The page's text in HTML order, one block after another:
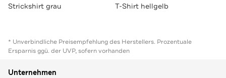
Strickshirt grau T-Shirt hellgelb
* Unverbindliche Preisempfehlung des Herstellers. Prozentuale
Ersparnis ggü. der UVP, sofern vorhanden
Unternehmen